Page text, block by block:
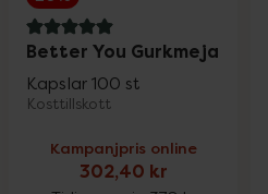
5 av 5 i omdöme
Better You Gurkmeja
Kapslar 100 st
Kosttillskott
Kampanjpris online
302,40 kr